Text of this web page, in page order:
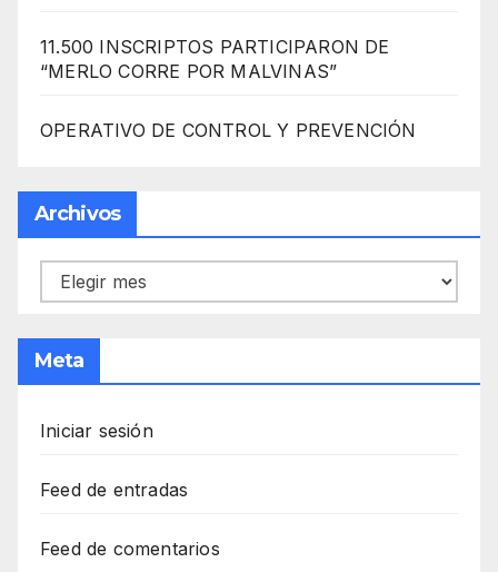
11.500 INSCRIPTOS PARTICIPARON DE
“MERLO CORRE POR MALVINAS”
OPERATIVO DE CONTROL Y PREVENCIÓN
Archivos
Archivos
Meta
Iniciar sesión
Feed de entradas
Feed de comentarios